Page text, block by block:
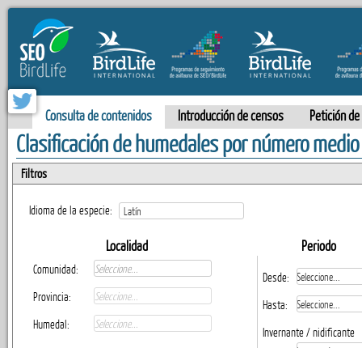
Consulta de contenidos Introducción de censos Petición
Clasificación de humedales por número
Filtros
Idioma de la especie:
Localidad
Comunidad:
Provincia:
Humedal:
Periodo
Desde:
Hasta:
Invernante / nidificante